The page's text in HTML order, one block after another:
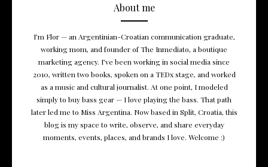
About me
I’m Flor — an Argentinian-Croatian communication graduate,
working mom, and founder of The Inmediato, a boutique
marketing agency. I’ve been working in social media since
2010, written two books, spoken on a TEDx stage, and worked
as a music and cultural journalist. At one point, I modeled
simply to buy bass gear — I love playing the bass. That path
later led me to Miss Argentina. Now based in Split, Croatia, this
blog is my space to write, observe, and share everyday
moments, events, places, and brands I love. Welcome :)